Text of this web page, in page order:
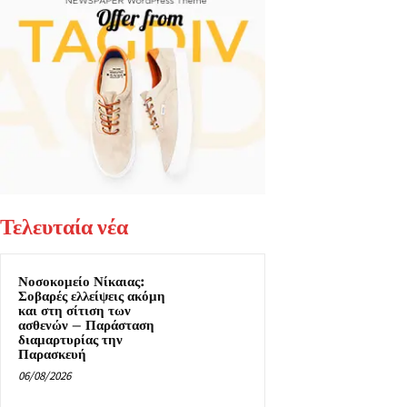
Τελευταία νέα
Νοσοκομείο Νίκαιας:
Σοβαρές ελλείψεις ακόμη
και στη σίτιση των
ασθενών – Παράσταση
διαμαρτυρίας την
Παρασκευή
06/08/2026